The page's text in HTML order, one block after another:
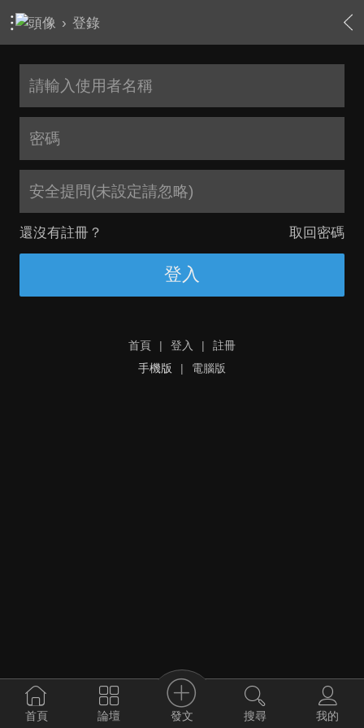
› 登錄
安全提問(未設定請忽略)
還沒有註冊？ 取回密碼
登入
首頁 | 登入 |
註冊
手機版
| 電腦版
首頁 論壇 發文 搜尋 我的